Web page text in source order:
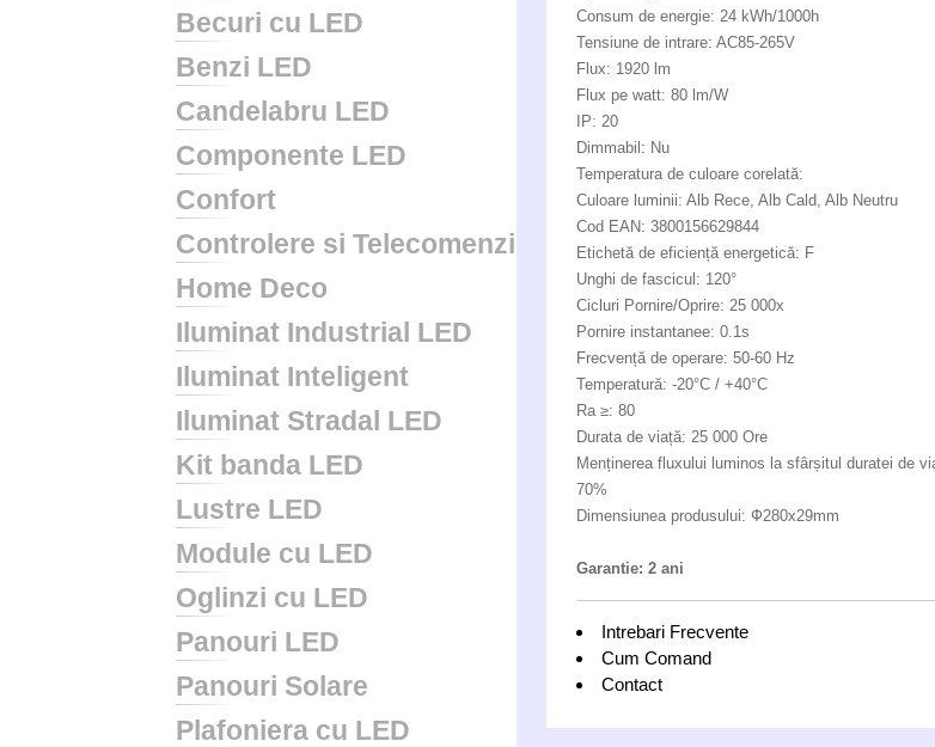
Becuri cu LED
Benzi LED
Candelabru LED
Componente LED
Confort
Controlere si Telecomenzi
Home Deco
Iluminat Industrial LED
Iluminat Inteligent
Iluminat Stradal LED
Kit banda LED
Lustre LED
Module cu LED
Oglinzi cu LED
Panouri LED
Panouri Solare
Plafoniera cu LED
Consum de energie: 24 kWh/1000h
Tensiune de intrare: AC85-265V
Flux: 1920 lm
Flux pe watt: 80 lm/W
IP: 20
Dimmabil: Nu
Temperatura de culoare corelată:
Culoare luminii: Alb Rece, Alb Cald, Alb Neutru
Cod EAN: 3800156629844
Etichetă de eficiență energetică: F
Unghi de fascicul: 120°
Cicluri Pornire/Oprire: 25 000x
Pornire instantanee: 0.1s
Frecvență de operare: 50-60 Hz
Temperatură: -20°C / +40°C
Ra ≥: 80
Durata de viață: 25 000 Ore
Menținerea fluxului luminos la sfârșitul duratei de
70%
Dimensiunea produsului: Ф280x29mm
Garantie: 2 ani
Intrebari Frecvente
Cum Comand
Contact